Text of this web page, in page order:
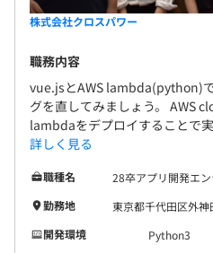
【開発環境】
・インフラ：AWSの各種サービ
・OS：Windows、Linux
・言語：Python、JavaScript
・DB：PostgreSQL、
・Web：Apache、Nginx
など
◆人事評価は年2回、将来はマ
株式会社クロスパワー
職務内容
vue.jsとAWS lambda(python)
グを直してみましょう。 AWS
lambdaをデプロイすることで
詳しく見る
職種名
28卒アプリ開発エ
勤務地
東京都千代田区外
開発環境
Python3